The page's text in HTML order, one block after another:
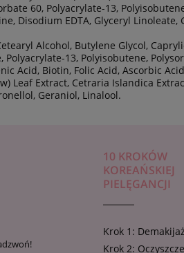
60, Polyacrylate-13,
Disodium EDTA, Glyceryl
Alcohol, Butylene Glycol,
Polyacrylate-13, Polyisobutene,
Acid, Biotin, Folic Acid, Ascorbic
Leaf Extract, Cetraria Islandica
Geraniol, Linalool.
10 KROKÓW
KOREAŃSKIEJ
PIELĘGANCJI
Krok 1: Demakijaż
Krok 2: